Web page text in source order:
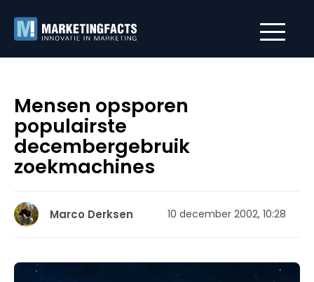
Mensen opsporen
populairste
decembergebruik
zoekmachines
Marco Derksen 10 december 2002, 10:28